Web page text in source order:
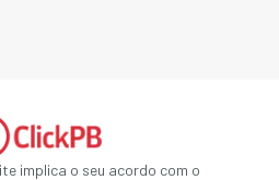
implica o seu acordo com o